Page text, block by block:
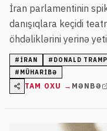
İran parlamentinin
danışıqlara keçidi
öhdəliklərini yerinə
# İRAN # DONALD TRAMP
# MÜHARIBƏ
TAM OXU → MƏNBƏ